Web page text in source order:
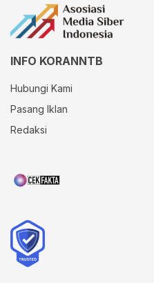
INFO KORANNTB
Hubungi Kami
Pasang Iklan
Redaksi